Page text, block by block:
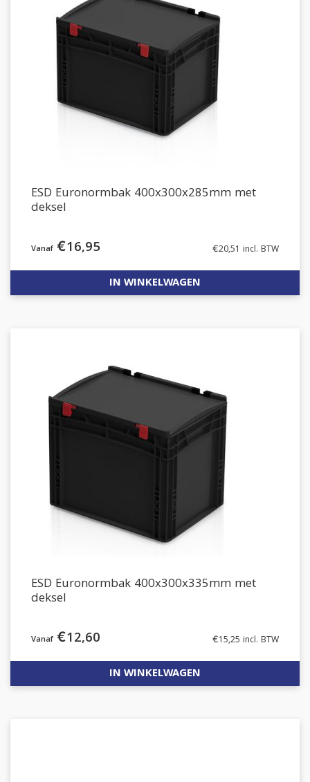
ESD Euronormbak 400x300x285mm met
deksel
€16,95 €20,51 incl. BTW
IN WINKELWAGEN
ESD Euronormbak 400x300x335mm met
deksel
€12,60 €15,25 incl. BTW
IN WINKELWAGEN